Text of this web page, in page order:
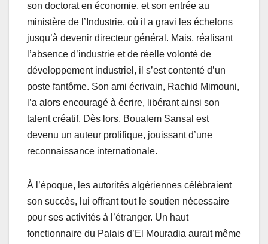
son doctorat en économie, et son entrée au
ministère de l’Industrie, où il a gravi les échelons
jusqu’à devenir directeur général. Mais, réalisant
l’absence d’industrie et de réelle volonté de
développement industriel, il s’est contenté d’un
poste fantôme. Son ami écrivain, Rachid Mimouni,
l’a alors encouragé à écrire, libérant ainsi son
talent créatif. Dès lors, Boualem Sansal est
devenu un auteur prolifique, jouissant d’une
reconnaissance internationale.
À l’époque, les autorités algériennes célébraient
son succès, lui offrant tout le soutien nécessaire
pour ses activités à l’étranger. Un haut
fonctionnaire du Palais d’El Mouradia aurait même